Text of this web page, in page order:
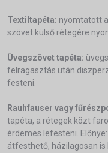
Textiltapéta: nyomtatott
szövet külső rétegére
Üvegszövet tapéta:
felragasztás után
festeni.
Rauhfauser vagy
tapéta, a rétegek közt
érdemes lefesteni.
átfesthető, házilagosan